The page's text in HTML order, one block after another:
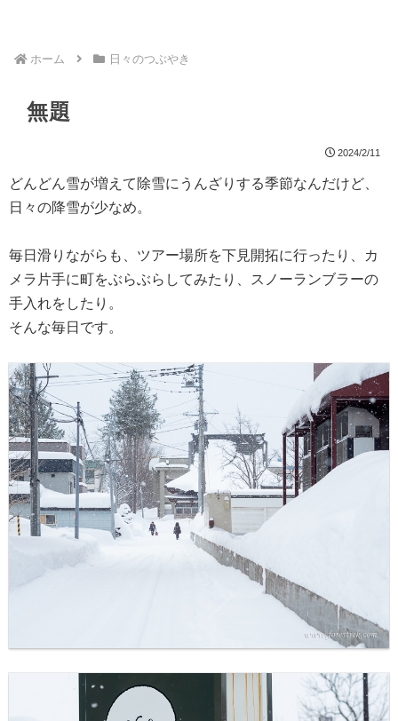
ホーム 日々のつぶやき
無題
2024/2/11
どんどん雪が増えて除雪にうんざりする季節なんだけど、
日々の降雪が少なめ。
毎日滑りながらも、ツアー場所を下見開拓に行ったり、カ
メラ片手に町をぶらぶらしてみたり、スノーランブラーの
手入れをしたり。
そんな毎日です。